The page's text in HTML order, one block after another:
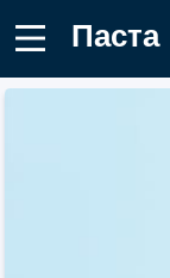
паста